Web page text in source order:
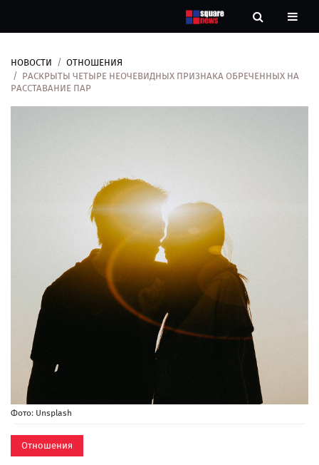
Новости
Рубрики
НОВОСТИ
ОТНОШЕНИЯ
РАСКРЫТЫ ЧЕТЫРЕ НЕОЧЕВИДНЫХ ПРИЗНАКА ОБРЕЧЕННЫХ НА
РАССТАВАНИЕ ПАР
Фото: Unsplash
Отношения